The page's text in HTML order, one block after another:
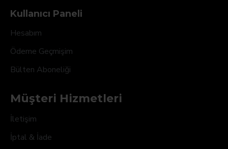
Kullanıcı Paneli
Hesabım
Ödeme Geçmişim
Bülten Aboneliği
Müşteri Hizmetleri
İletişim
İptal & İade